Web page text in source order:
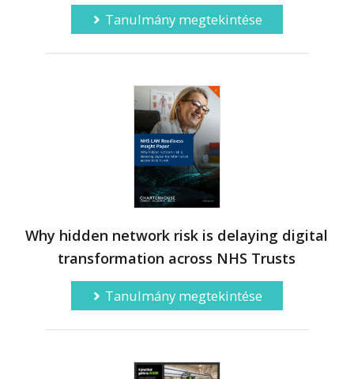
Tanulmány megtekintése
Why hidden network risk is delaying digital
transformation across NHS Trusts
Tanulmány megtekintése